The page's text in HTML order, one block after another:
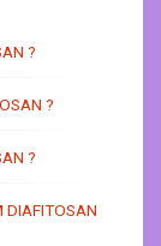
?
?
?
DIAFITOSAN